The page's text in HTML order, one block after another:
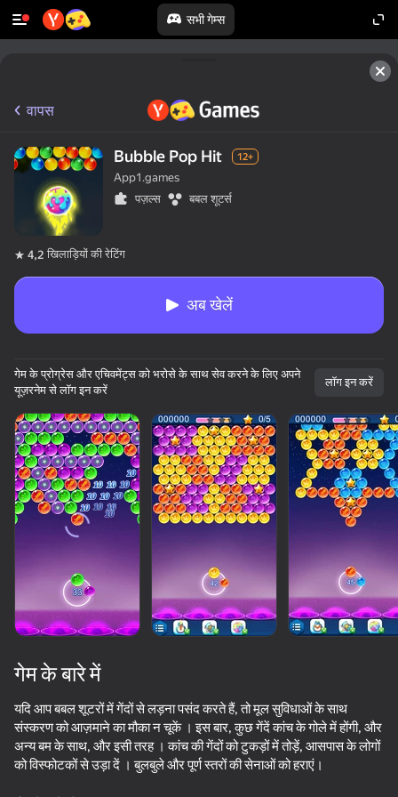
सभी गेम्स
50+ शीर्ष गेम. सभी द्वारा
पसंद किए गए. यहां तक कि “नॉन-गेमर्स”
50
59
69
वापस
Bubble Pop Hit 12+
App1.games
पज़ल्स
बबल शूटर्स
4,2 खिलाड़ियों की रेटिंग
अब खेलें
गेम के प्रोग्रेस और एचिवमेंट्स को भरोसे के साथ सेव करने के लिए अपने
यूज़रनेम से लॉग इन करें
लॉग इन करें
गेम के बारे में
यदि आप बबल शूटरों में गेंदों से लड़ना पसंद करते हैं, तो मूल सुविधाओं के साथ
संस्करण को आज़माने का मौका न चूकें । इस बार, कुछ गेंदें कांच के गोले में होंगी, और
अन्य बम के साथ, और इसी तरह । कांच की गेंदों को टुकड़ों में तोड़ें, आसपास के लोगों
को विस्फोटकों से उड़ा दें । बुलबुले और पूर्ण स्तरों की सेनाओं को हराएं।